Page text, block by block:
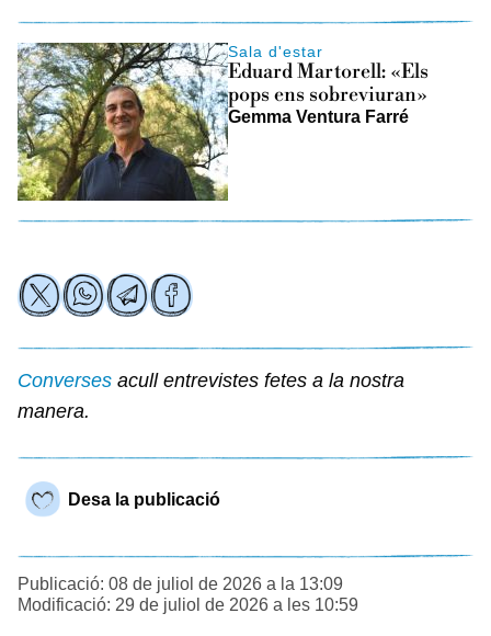
Sala d'estar
Eduard Martorell: «Els
pops ens sobreviuran»
Gemma Ventura Farré
Converses acull entrevistes fetes a la nostra
manera.
Desa la publicació
Publicació: 08 de juliol de 2026 a la 13:09
Modificació: 29 de juliol de 2026 a les 10:59